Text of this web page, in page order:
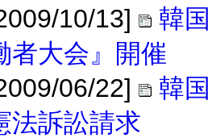
10/13]
韓
者大会』開催
06/22]
韓
法訴訟請求